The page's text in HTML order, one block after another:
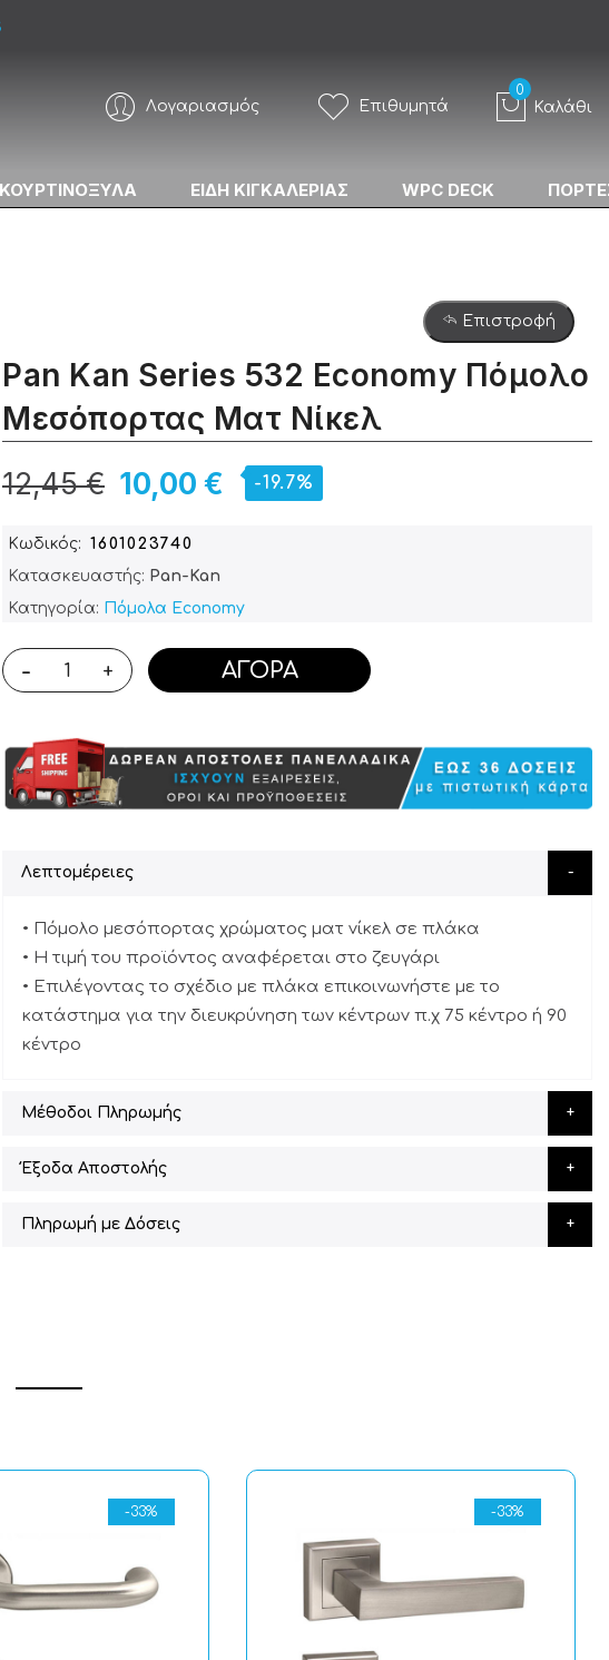
Λογαριασμός Επιθυμητά Καλάθι
ΚΟΥΡΤΙΝΟΞΥΛΑ ΕΙΔΗ ΚΙΓΚΑΛΕΡΙΑΣ WPC DECK
Επιστροφή
Pan Kan Series 532 Economy Πόμολο
Μεσόπορτας Ματ Νίκελ
10,00 €
12,45 € -19.7%
Κωδικός
1601023740
Κατασκευαστής: Pan-Kan
Κατηγορία: Πόμολα Economy
- + ΑΓΟΡΆ
Λεπτομέρειες
• Πόμολο μεσόπορτας χρώματος ματ νίκελ σε πλάκα
• Η τιμή του προϊόντος αναφέρεται στο ζευγάρι
• Επιλέγοντας το σχέδιο με πλάκα επικοινωνήστε με το
κατάστημα για την διευκρύνηση των κέντρων π.χ 75 κέντρο ή 90
κέντρο
Μέθοδοι Πληρωμής
Έξοδα Αποστολής
Πληρωμή με Δόσεις
-33% -33%